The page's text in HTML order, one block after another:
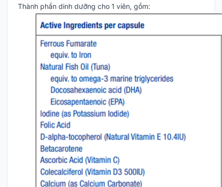
Thành phần dinh dưỡng cho 1 viên, gồm: